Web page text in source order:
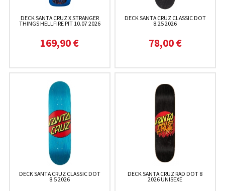
DECK SANTA CRUZ X STRANGER
THINGS HELLFIRE PIT 10.07 2026
169,90 €
DECK SANTA CRUZ CLASSIC DOT
8.25 2026
78,00 €
DECK SANTA CRUZ CLASSIC DOT
8.5 2026
DECK SANTA CRUZ RAD DOT 8
2026 UNISEXE